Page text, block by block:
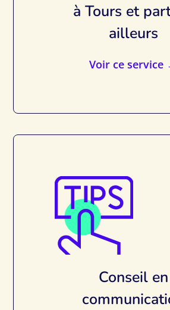
à Tours et
ailleurs
Voir ce service
Conseil en